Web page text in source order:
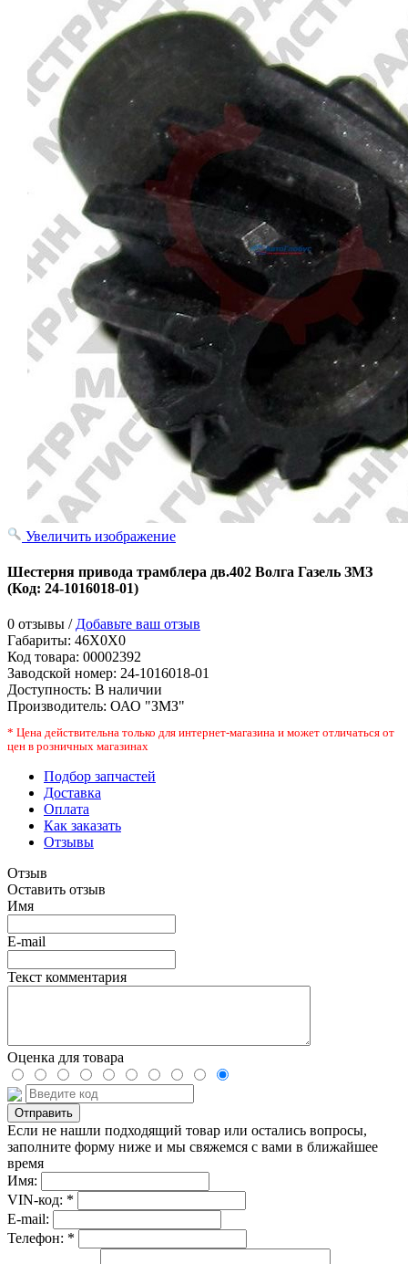
Увеличить изображение
Шестерня привода трамблера дв.402 Волга Газель ЗМЗ
(Код: 24-1016018-01)
0 отзывы / Добавьте ваш отзыв
Габариты: 46X0X0
Код товара: 00002392
Заводской номер: 24-1016018-01
Доступность: В наличии
Производитель: ОАО "ЗМЗ"
* Цена действительна только для интернет-магазина и может отличаться от
цен в розничных магазинах
Подбор запчастей
Доставка
Оплата
Как заказать
Отзывы
Отзыв
Оставить отзыв
Имя
E-mail
Текст комментария
Оценка для товара
Если не нашли подходящий товар или остались вопросы,
заполните форму ниже и мы свяжемся с вами в ближайшее
время
Имя:
VIN-код: *
E-mail:
Телефон: *